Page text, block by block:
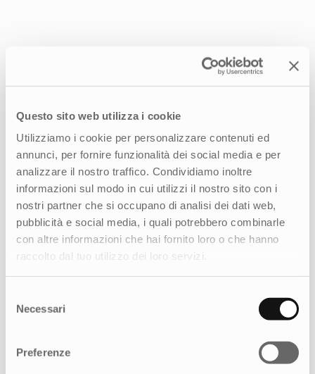
Questo sito web utilizza i cookie
Utilizziamo i cookie per personalizzare contenuti ed
annunci, per fornire funzionalità dei social media e per
analizzare il nostro traffico. Condividiamo inoltre
informazioni sul modo in cui utilizzi il nostro sito con i
nostri partner che si occupano di analisi dei dati web,
pubblicità e social media, i quali potrebbero combinarle
con altre informazioni che hai fornito loro o che hanno
raccolto dal tuo utilizzo dei loro servizi.
delNecessari
Preferenze